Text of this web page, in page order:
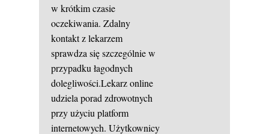
w krótkim czasie
oczekiwania. Zdalny
kontakt z lekarzem
sprawdza się szczególnie w
przypadku łagodnych
dolegliwości.Lekarz online
udziela porad zdrowotnych
przy użyciu platform
internetowych. Użytkownicy